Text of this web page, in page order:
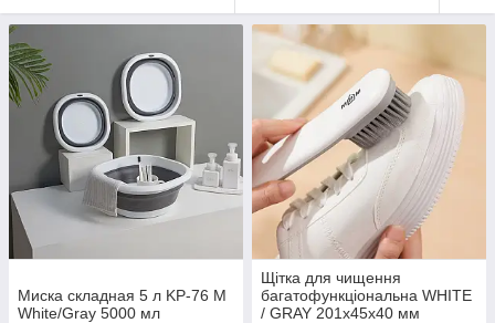
Миска складная 5 л KP-76 M
White/Gray 5000 мл
Щітка для чищення
багатофункціональна WHITE
/ GRAY 201х45х40 мм